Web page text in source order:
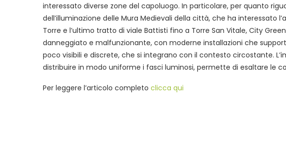
interessato diverse zone del capoluogo. In particolare, per quanto
dell’illuminazione delle Mura Medievali della città, che ha interessato
Torre e l’ultimo tratto di viale Battisti fino a Torre San Vitale, City
danneggiato e malfunzionante, con moderne installazioni che
poco visibili e discrete, che si integrano con il contesto circostante.
distribuire in modo uniforme i fasci luminosi, permette di esaltare le
Per leggere l’articolo completo clicca qui